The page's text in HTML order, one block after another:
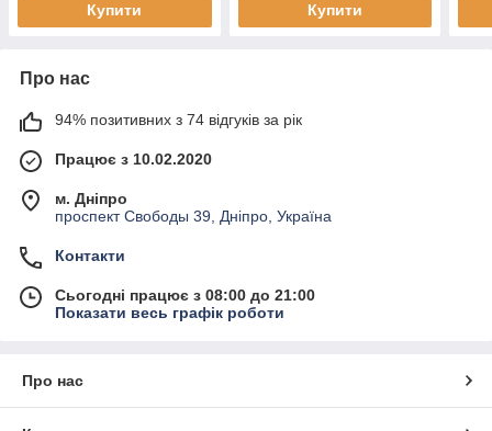
Купити Купити
Про нас
94% позитивних з 74 відгуків за рік
Працює з 10.02.2020
м. Дніпро
проспект Свободы 39, Дніпро, Україна
Контакти
Сьогодні працює з 08:00 до 21:00
Показати весь графік роботи
Про нас